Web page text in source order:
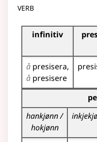
verb
Bøyningstabell for
infinitiv
å presisera
å presisere
Bøyningstabell for
hankjønn /
hokjønn